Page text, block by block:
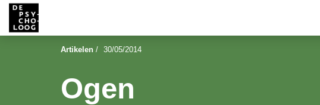
Artikelen / 30/05/2014
Ogen